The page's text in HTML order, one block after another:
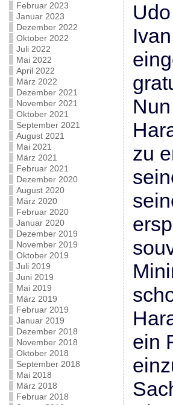
Februar 2023
Januar 2023
Dezember 2022
Oktober 2022
Juli 2022
Mai 2022
April 2022
März 2022
Dezember 2021
November 2021
Oktober 2021
September 2021
August 2021
Mai 2021
März 2021
Februar 2021
Dezember 2020
August 2020
März 2020
Februar 2020
Januar 2020
Dezember 2019
November 2019
Oktober 2019
Juli 2019
Juni 2019
Mai 2019
März 2019
Februar 2019
Januar 2019
Dezember 2018
November 2018
Oktober 2018
September 2018
Mai 2018
März 2018
Februar 2018
zu
ein